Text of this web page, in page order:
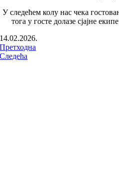
У следећем колу нас чека
тога у госте долазе сјајне
14.02.2026.
Претходна
Следећа